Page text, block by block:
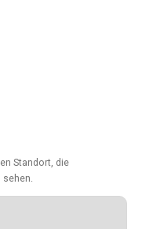
Standort, die